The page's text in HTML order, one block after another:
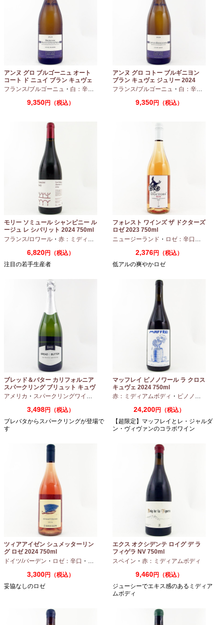
アンヌ グロ ブルゴーニュ オート
コート ド ニュイ ブラン キュヴェ
マリーヌ 2024 750ml
フランス/ブルゴーニュ ・ 白：辛口 シャルドネ
9,350円（税込）
アンヌ グロ コトー ブルギニヨン
ブラン キュヴェ ジュリー 2024
フランス/ブルゴーニュ ・ 白：辛口
9,350円（税込）
モリー ソミュール シャンピニー ル
ージュ レ シバリット 2024 750ml
フランス/ロワール ・ 赤：ミディアムボディ ・ カベルネフラン
6,820円（税込）
注目の若手生産者
フォレスト ワインズ ザ ドクターズ
ロゼ 2023 750ml
ニュージーランド ・ ロゼ：辛口
2,376円（税込）
低アルの爽やかロゼ
ブレッド＆バター カリフォルニア
スパークリング ブリュット キュヴ
ェ NV 750ml
アメリカ ・ スパークリングワイン シャルドネ
3,498円（税込）
ブレバタからスパークリングが登場で
す
マッフレイ ピノノワール ラ クロス
キュヴェ 2024 750ml
赤：ミディアムボディ ・ ピノノワール
24,200円（税込）
【超限定】マッフレイとレ・ジャルダ
ン・ヴィヴァンのコラボワイン
ツィアアイゼン シュメッターリン
グ ロゼ 2024 750ml
ドイツ/バーデン ・ ロゼ：辛口 ・ ピノノワール
3,300円（税込）
妥協なしのロゼ
エクス オクシデンテ ロイグ デ ラ
フィゲラ NV 750ml
（2022/2023）
スペイン ・ 赤：ミディアムボディ
9,460円（税込）
ジューシーでエキス感のあるミディア
ムボディ